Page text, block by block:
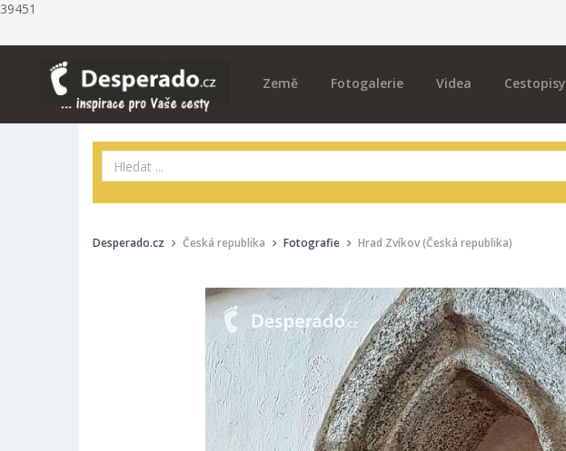
39451
Země Fotogalerie Videa Cestopisy
Desperado.cz Česká republika Fotografie Hrad Zvíkov (Česká republika)